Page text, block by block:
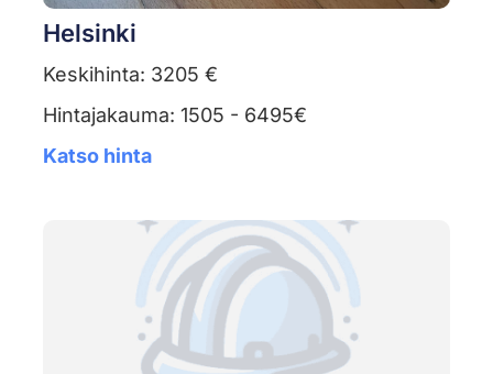
Helsinki
Keskihinta: 3205 €
Hintajakauma: 1505 - 6495€
Katso hinta